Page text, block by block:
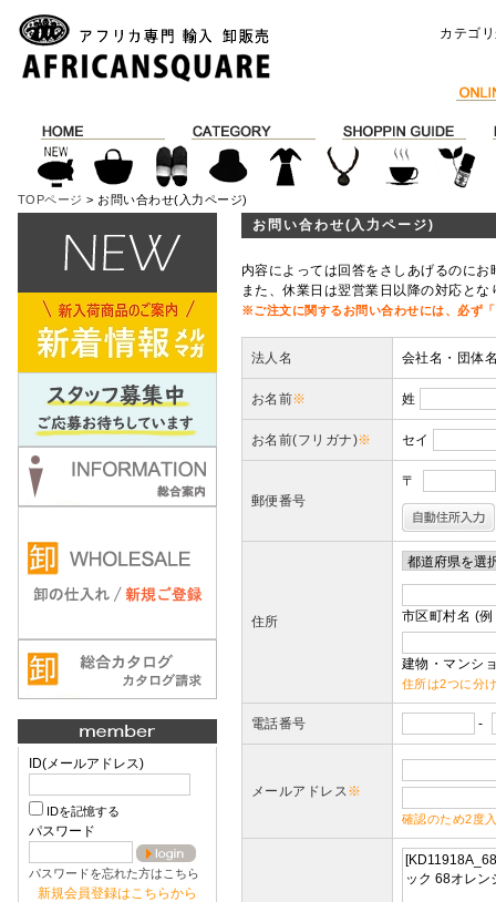
カテゴ
TOPページ > お問い合わせ(入力ページ)
ID(メールアドレス)
IDを記憶する
パスワード
パスワードを忘れた方はこちら
新規会員登録はこちらから
お問い合わせ(入力ページ)
内容によっては回答をさしあげるのに
また、休業日は翌営業日以降の対応と
※ご注文に関するお問い合わせには、必ず
法人名 会社名・団体
お名前※ 姓
お名前(フリガナ)※ セイ
郵便番号
〒
住所 市区町村名 (
建物・マンシ
住所は2つに分
電話番号 -
メールアドレス※
確認のため2度